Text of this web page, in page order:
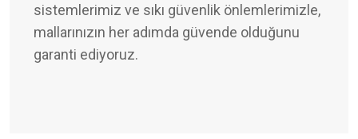
sistemlerimiz ve sıkı güvenlik önlemlerimizle,
mallarınızın her adımda güvende olduğunu
garanti ediyoruz.